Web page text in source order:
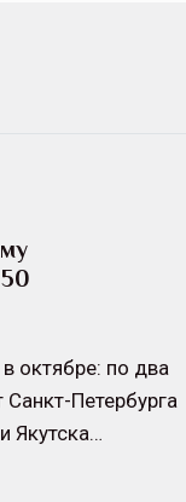
октябре: по два
Петербурга
Якутска…